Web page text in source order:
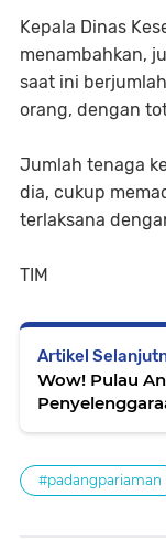
Kepala Dinas
menambahkan,
saat ini
orang, dengan
Jumlah tenaga
dia, cukup
terlaksana
TIM
Artikel
Wow! Pulau
#padangpariaman